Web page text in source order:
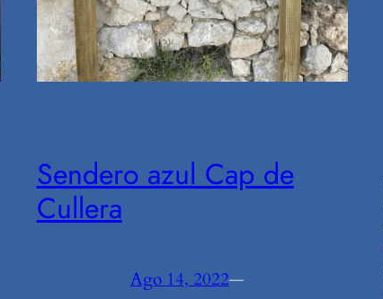
Sendero azul Cap de
Cullera
Ago 14, 2022—